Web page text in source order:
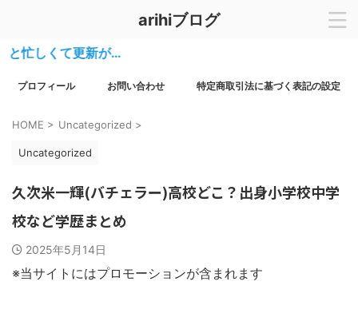
arihiブログ
くて更新が…
プロフィール お問い合わせ 特定商取引法に基づく表記の設定
HOME > Uncategorized >
Uncategorized
久次米一輝(バチェラー)高校どこ？出身小学校中学
校など学歴まとめ
2025年5月14日
※当サイトにはプロモーションが含まれます